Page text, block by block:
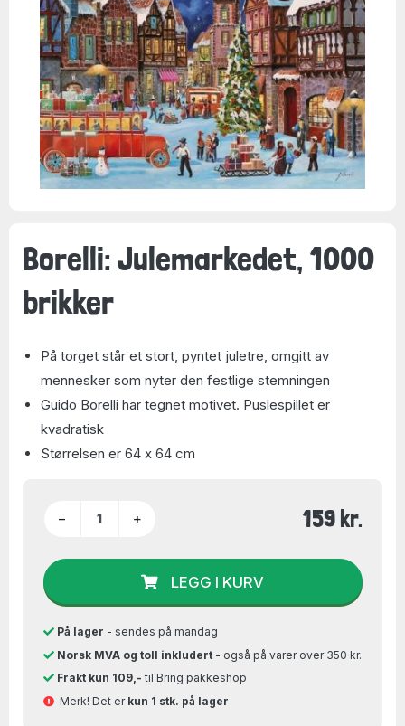
Borelli: Julemarkedet, 1000
brikker
På torget står et stort, pyntet juletre, omgitt av
mennesker som nyter den festlige stemningen
Guido Borelli har tegnet motivet. Puslespillet er
kvadratisk
Størrelsen er 64 x 64 cm
− + 159 kr.
LEGG I KURV
På lager - sendes på mandag
Norsk MVA og toll inkludert- også på varer over 350 kr.
Frakt kun 109,- til Bring pakkeshop
Merk! Det er kun 1 stk. på lager